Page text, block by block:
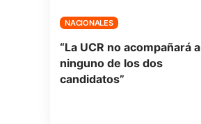
NACIONALES
“La UCR no acompañará a
ninguno de los dos
candidatos”